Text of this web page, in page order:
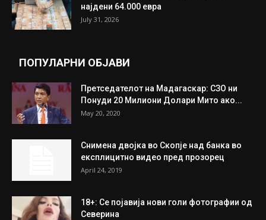
најдени 64.000 евра
July 31, 2026
ПОПУЛАРНИ ОБЈАВИ
Претседателот на Мадагаскар: СЗО ни
Понуди 20 Милиони Долари Мито ако...
May 20, 2020
Снимена двојка во Скопје над банка во
експлицитно видео пред прозорец
April 24, 2019
18+: Се појавија нови голи фотографии од
Северина